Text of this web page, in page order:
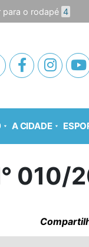
para o rodapé 4
A CIDADE
010/